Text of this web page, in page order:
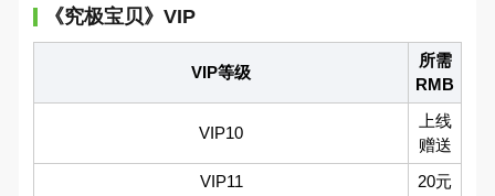
《究极宝贝》VIP
VIP等级
所需
RMB
VIP10
上线
赠送
VIP11
20元